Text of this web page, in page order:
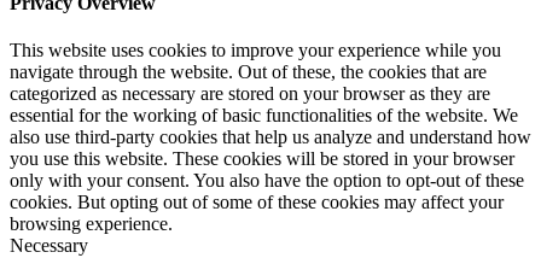
This website uses cookies to improve your experience while you
navigate through the website. Out of these, the cookies that are
categorized as necessary are stored on your browser as they are
essential for the working of basic functionalities of the website. We
also use third-party cookies that help us analyze and understand how
you use this website. These cookies will be stored in your browser
only with your consent. You also have the option to opt-out of these
cookies. But opting out of some of these cookies may affect your
browsing experience.
Necessary